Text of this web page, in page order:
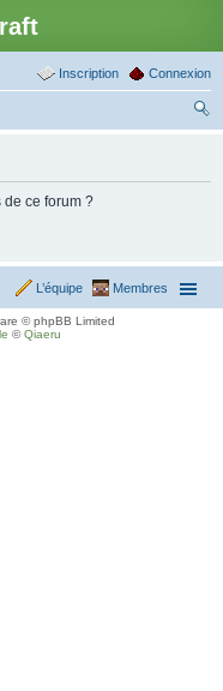
Connexion
Inscription
de ce forum ?
Membres
L’équipe
© phpBB Limited
©Qiaeru